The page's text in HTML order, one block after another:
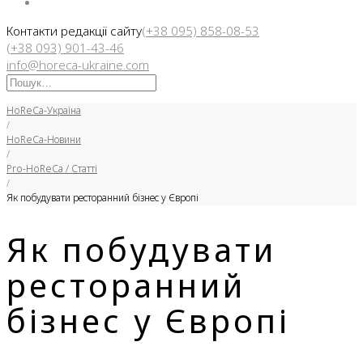
Контакти редакції сайту(+38 095) 858-08-53
(+38 093) 901-43-46
info@horeca-ukraine.com
Искать:
HoReCa-Україна
/
HoReCa-Новини
/
Pro-HoReCa / Статті
/
Як побудувати ресторанний бізнес у Європі
Як побудувати
ресторанний
бізнес у Європі